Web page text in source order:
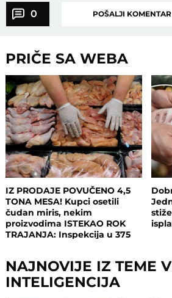
0 POŠALJI KOMENTAR
PRIČE SA WEBA
IZ PRODAJE POVUČENO 4,5
TONA MESA! Kupci osetili
čudan miris, nekim
proizvodima ISTEKAO ROK
TRAJANJA: Inspekcija u 375
NAJNOVIJE IZ TEME
INTELIGENCIJA